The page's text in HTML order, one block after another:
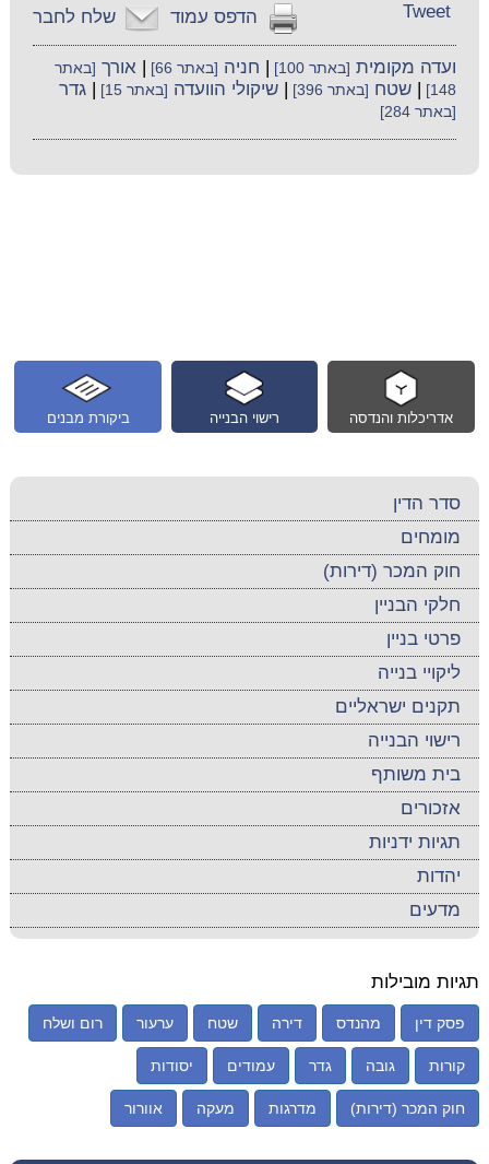
שלח לחבר הדפס עמוד Tweet
ועדה מקומית [באתר 100] חניה [באתר 66] |אורך [באתר
148]
|שטח [באתר 396] |שיקולי הוועדה [באתר 15] |גדר
[באתר 284]
ביקורת מבנים רישוי הבנייה אדריכלות והנדסה
סדר הדין
מומחים
חוק המכר (דירות)
חלקי הבניין
פרטי בניין
ליקויי בנייה
תקנים ישראליים
רישוי הבנייה
בית משותף
אזכורים
תגיות ידניות
יהדות
מדעים
תגיות מובילות
פסק דין מהנדס דירה שטח ערעור רום ושלח
קורות גובה גדר עמודים יסודות
חוק המכר (דירות) מדרגות מעקה אוורור